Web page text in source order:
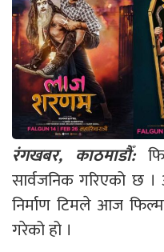
रंगखबर, काठमाडौँ:
सार्वजनिक गरिएको छ ।
निर्माण टिमले आज
गरेको हो ।